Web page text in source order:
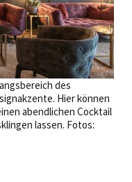
des
Hier können
abendlichen Cocktail
lassen. Fotos: